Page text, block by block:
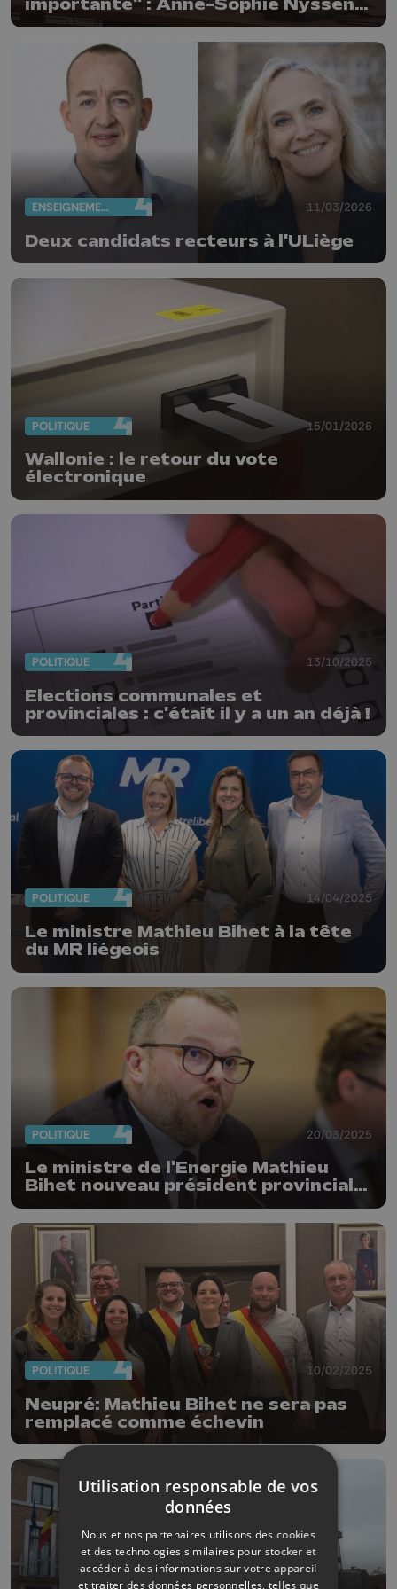
importante" : Anne-Sophie Nyssen
ENSEIGNEMENT 11/03/2026
Deux candidats recteurs à l'ULiège
POLITIQUE 15/01/2026
Wallonie : le retour du vote
électronique
POLITIQUE 13/10/2025
Elections communales et
provinciales : c'était il y a un an déjà !
POLITIQUE 14/04/2025
Le ministre Mathieu Bihet à la tête
du MR liégeois
POLITIQUE 20/03/2025
Le ministre de l'Energie Mathieu
Bihet nouveau président provincial
du MR
POLITIQUE 10/02/2025
Neupré: Mathieu Bihet ne sera pas
remplacé comme échevin
Utilisation responsable de vos
données
Nous et nos partenaires utilisons des cookies
et des technologies similaires pour stocker et
accéder à des informations sur votre appareil
et traiter des données personnelles, telles que